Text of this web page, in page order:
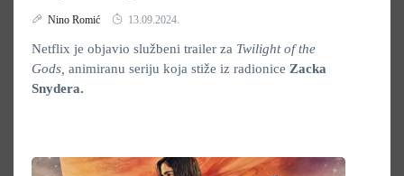
Nino Romić 13.09.2024.
Netflix je objavio službeni trailer za Twilight of the
Gods, animiranu seriju koja stiže iz radionice Zacka
Snydera.